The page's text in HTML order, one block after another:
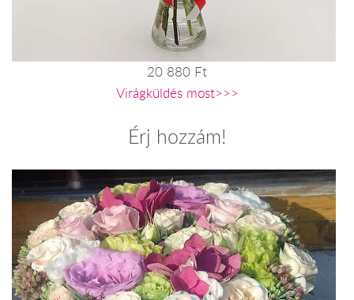
20 880 Ft
Virágküldés most>>>
Érj hozzám!